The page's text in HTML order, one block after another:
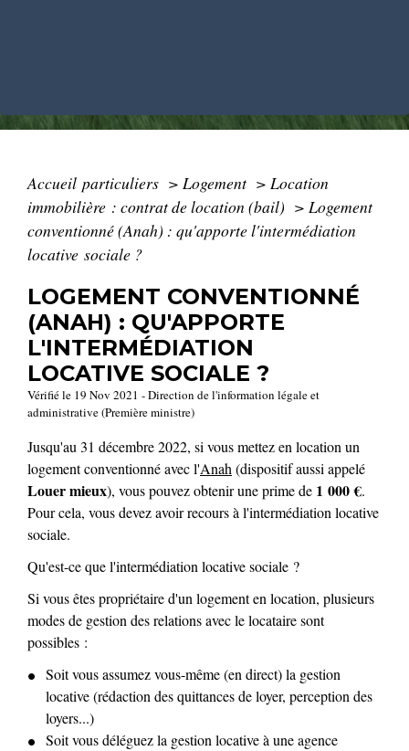
Accueil particuliers > Logement > Location
immobilière : contrat de location (bail) > Logement
conventionné (Anah) : qu'apporte l'intermédiation
locative sociale ?
LOGEMENT CONVENTIONNÉ
(ANAH) : QU'APPORTE
L'INTERMÉDIATION
LOCATIVE SOCIALE ?
Vérifié le 19 Nov 2021 - Direction de l'information légale et
administrative (Première ministre)
Jusqu'au 31 décembre 2022, si vous mettez en location un
logement conventionné avec l'Anah (dispositif aussi appelé
Louer mieux), vous pouvez obtenir une prime de 1 000 €.
Pour cela, vous devez avoir recours à l'intermédiation locative
sociale.
Qu'est-ce que l'intermédiation locative sociale ?
Si vous êtes propriétaire d'un logement en location, plusieurs
modes de gestion des relations avec le locataire sont
possibles :
Soit vous assumez vous-même (en direct) la gestion
locative (rédaction des quittances de loyer, perception des
loyers...)
Soit vous déléguez la gestion locative à une agence